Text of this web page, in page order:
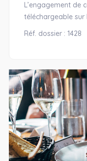
L’engagement de
téléchargeable sur
Réf. dossier : 1428